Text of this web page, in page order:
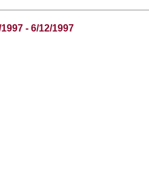
- 6/12/1997